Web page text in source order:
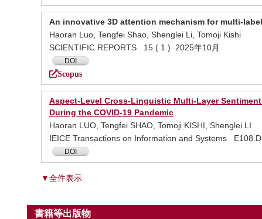
An innovative 3D attention mechanism for multi-
Haoran Luo, Tengfei Shao, Shenglei Li, Tomoji Kishi
SCIENTIFIC REPORTS 15 ( 1 ) 2025年10月
DOI
Scopus
Aspect-Level Cross-Linguistic Multi-Layer
During the COVID-19 Pandemic
Haoran LUO, Tengfei SHAO, Tomoji KISHI, Shenglei LI
IEICE Transactions on Information and Systems
DOI
▼全件表示
書籍等出版物